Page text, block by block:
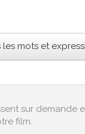
les mots et
sur
film.